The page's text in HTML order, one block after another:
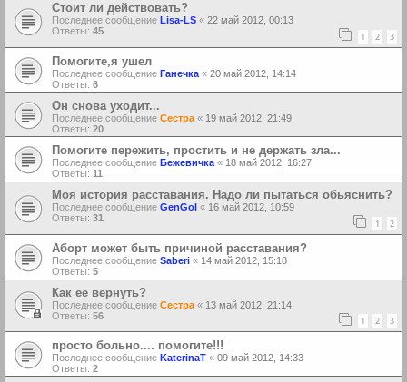
Стоит ли действовать?
Последнее сообщение Lisa-LS « 22 май 2012, 00:13
Ответы: 45 1 2 3
Помогите,я ушел
Последнее сообщение Ганечка « 20 май 2012, 14:14
Ответы: 6
Он снова уходит...
Последнее сообщение Сестра « 19 май 2012, 21:49
Ответы: 20
Помогите пережить, простить и не держать зла...
Последнее сообщение Бежевичка « 18 май 2012, 16:27
Ответы: 11
Моя история расставания. Надо ли пытаться обьяснить?
Последнее сообщение GenGol « 16 май 2012, 10:59
Ответы: 31 1 2
Аборт может быть причиной расставания?
Последнее сообщение Saberi « 14 май 2012, 15:18
Ответы: 5
Как ее вернуть?
Последнее сообщение Сестра « 13 май 2012, 21:14
Ответы: 56 1 2 3
просто больно.... помогите!!!
Последнее сообщение KaterinaT « 09 май 2012, 14:33
Ответы: 2